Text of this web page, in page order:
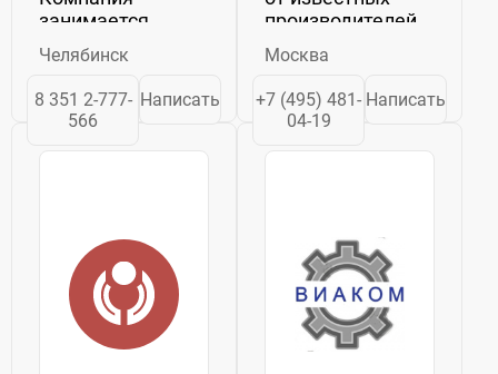
занимается
разработкой,
производством,
поставкой,
монтажом и
систем, которые
попутного...
Челябинск
8 351 2-777-
566
Написать
производителей,
таких как Ремеза,
Zammer, Fiac и
Aircast, а также
профессиональное
соответствующее
Москва
+7 (495) 481-
04-19
Написать